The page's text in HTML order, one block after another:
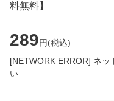
料無料】
289円(税込)
[NETWORK ERROR] ネ
い